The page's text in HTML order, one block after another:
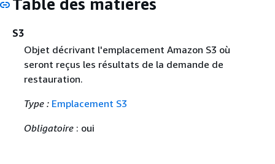
Table des matières
S3
Objet décrivant l'emplacement Amazon S3 où
seront reçus les résultats de la demande de
restauration.
Type : Emplacement S3
Obligatoire: oui